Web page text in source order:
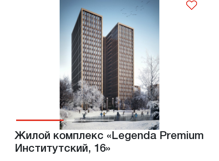
Жилой комплекс «Legenda Premium
Институтский, 16»